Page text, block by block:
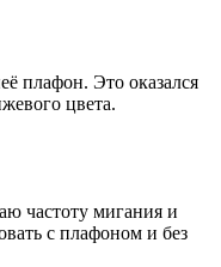
плафон. Это оказался
цвета.
частоту мигания и
с плафоном и без